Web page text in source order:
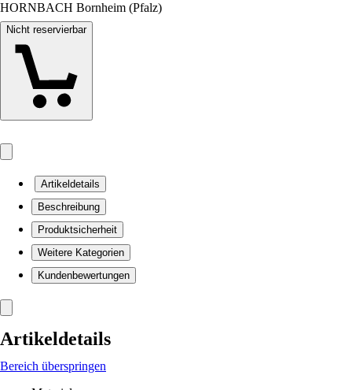
HORNBACH Bornheim (Pfalz)
Nicht reservierbar
Artikeldetails
Beschreibung
Produktsicherheit
Weitere Kategorien
Kundenbewertungen
Artikeldetails
Bereich überspringen